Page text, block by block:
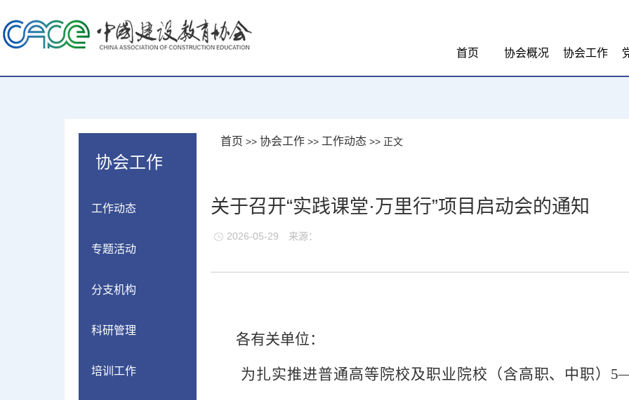
首页 协会概况 协会工作
协会工作
工作动态
专题活动
分支机构
科研管理
培训工作
首页 >> 协会工作>> 工作动态>> 正文
关于召开“实践课堂·万里行”项目启动会的通知
2026-05-29 来源：
各有关单位：
为扎实推进普通高等院校及职业院校（含高职、中职）